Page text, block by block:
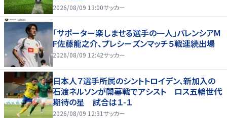
2026/08/09 13:00サッカー
「サポーター楽しませる選手の一人」バレンシアM
F佐藤龍之介、プレシーズンマッチ５戦連続出場
2026/08/09 12:42サッカー
日本人７選手所属のシントトロイデン、新加入の
石渡ネルソンが開幕戦でアシスト ロス五輪世代
期待の星 試合は１-１
2026/08/09 12:31サッカー